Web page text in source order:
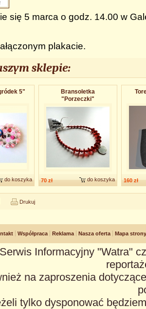
się 5 marca o godz. 14.00 w
plakacie.
sklepie:
5"
do koszyka
Bransoletk​a
"Porzeczki"
70 zł do koszyka 160 zł
Drukuj
Współpraca Reklama Nasza oferta Mapa strony
Informacyjny "Watra"
na zaproszenia
tylko dysponować